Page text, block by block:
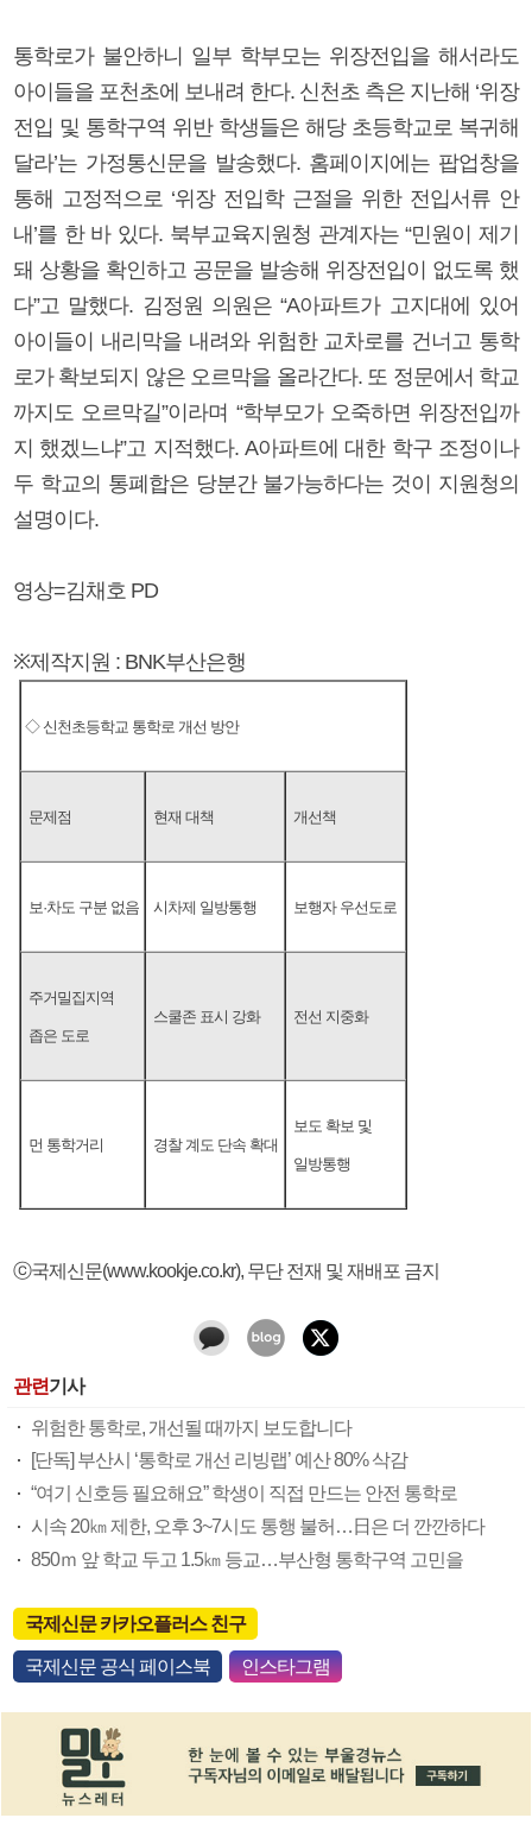
통학로가 불안하니 일부 학부모는 위장전입을 해서라도
아이들을 포천초에 보내려 한다. 신천초 측은 지난해 ‘위장
전입 및 통학구역 위반 학생들은 해당 초등학교로 복귀해
달라’는 가정통신문을 발송했다. 홈페이지에는 팝업창을
통해 고정적으로 ‘위장 전입학 근절을 위한 전입서류 안
내’를 한 바 있다. 북부교육지원청 관계자는 “민원이 제기
돼 상황을 확인하고 공문을 발송해 위장전입이 없도록 했
다”고 말했다. 김정원 의원은 “A아파트가 고지대에 있어
아이들이 내리막을 내려와 위험한 교차로를 건너고 통학
로가 확보되지 않은 오르막을 올라간다. 또 정문에서 학교
까지도 오르막길”이라며 “학부모가 오죽하면 위장전입까
지 했겠느냐”고 지적했다. A아파트에 대한 학구 조정이나
두 학교의 통폐합은 당분간 불가능하다는 것이 지원청의
설명이다.
영상=김채호 PD
※제작지원 : BNK부산은행
◇ 신천초등학교 통학로 개선 방안
문제점 현재 대책 개선책
보·차도 구분 없음 시차제 일방통행 보행자 우선도로
주거밀집지역
좁은 도로
스쿨존 표시 강화 전선 지중화
먼 통학거리 경찰 계도 단속 확대
보도 확보 및
일방통행
ⓒ국제신문(www.kookje.co.kr), 무단 전재 및 재배포 금지
관련기사
위험한 통학로, 개선될 때까지 보도합니다
[단독] 부산시 ‘통학로 개선 리빙랩’ 예산 80% 삭감
“여기 신호등 필요해요” 학생이 직접 만드는 안전 통학로
시속 20㎞ 제한, 오후 3~7시도 통행 불허…日은 더 깐깐하다
850ｍ 앞 학교 두고 1.5㎞ 등교…부산형 통학구역 고민을
국제신문 카카오플러스 친구
국제신문 공식 페이스북 인스타그램